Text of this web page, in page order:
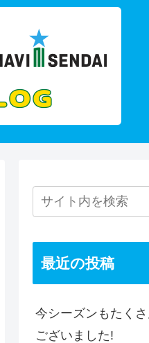
最近の投稿
今シーズンもたく
ございました!